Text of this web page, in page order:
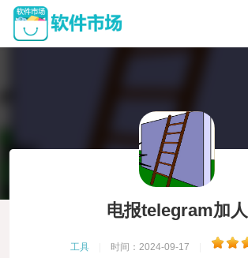
电报telegram加人
工具 时间：2024-09-17